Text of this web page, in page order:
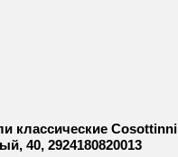
классические Cosottinni
40, 2924180820013